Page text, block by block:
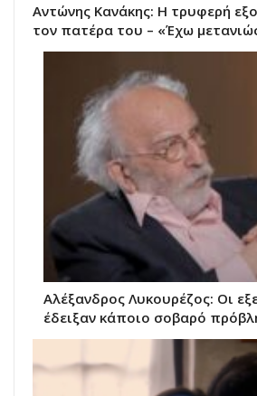
Αντώνης Κανάκης: Η τρυφερή
τον πατέρα του – «Έχω
Αλέξανδρος Λυκουρέζος: Οι
έδειξαν κάποιο σοβαρό